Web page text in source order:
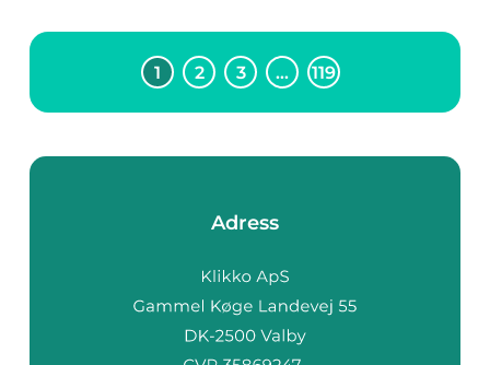
1 2 3 … 119
Adress